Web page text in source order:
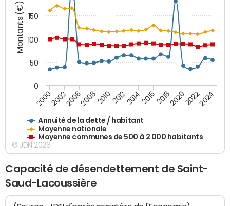
Montants (€)
Annuité de la dette / habitant
Moyenne nationale
Moyenne communes de 500 à 2 000 habitants
200020022006200820102012201420162018202020222024
0
50
100
150
© JDN 2026
Capacité de désendettement de Saint-
Saud-Lacoussière